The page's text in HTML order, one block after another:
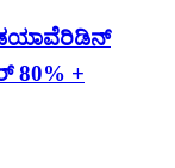
80% +